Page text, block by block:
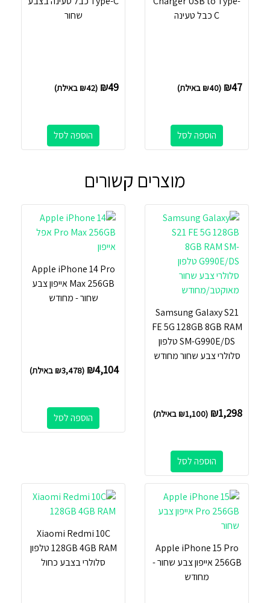
C כבל טעינה
₪47
(
₪40 באילת)
הוספה לסל
שחור
₪49
(
₪42 באילת)
הוספה לסל
מוצרים קשורים
Samsung Galaxy S21
FE 5G 128GB 8GB RAM
SM-G990E/DS טלפון
סלולרי צבע שחור מחודש
₪1,298
(
₪1,100 באילת)
הוספה לסל
Apple iPhone 14 Pro
Max 256GB אייפון צבע
שחור - מחודש
₪4,104
(
₪3,478 באילת)
הוספה לסל
Apple iPhone 15 Pro
256GB אייפון צבע שחור -
מחודש
Xiaomi Redmi 10C
128GB 4GB RAM טלפון
סלולרי בצבע כחול